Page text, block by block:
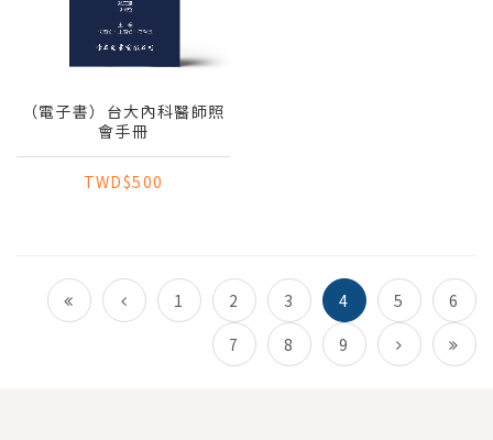
（電子書）台大內科醫師照
會手冊
TWD$500
1 2 3 4 5
6
7
8 9